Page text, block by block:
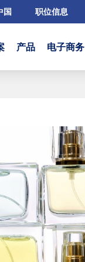
国 职位信息
产品 电子商务